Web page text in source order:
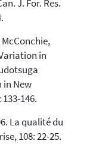
J. For. Res.
McConchie,
in
in New
146.
La qualité du
108: 22-25.